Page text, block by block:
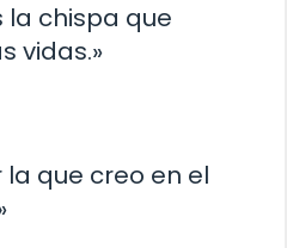
la chispa que
vidas.»
la que creo en el